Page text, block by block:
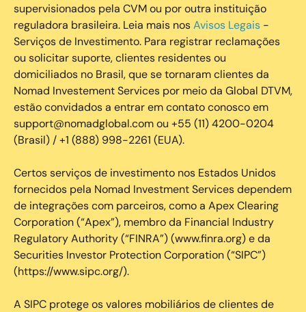
supervisionados pela CVM ou por outra instituição
reguladora brasileira. Leia mais nosAvisos Legais -
Serviços de Investimento. Para registrar reclamações
ou solicitar suporte, clientes residentes ou
domiciliados no Brasil, que se tornaram clientes da
Nomad Investement Services por meio da Global DTVM,
estão convidados a entrar em contato conosco em
support@nomadglobal.com ou +55 (11) 4200-0204
(Brasil) / +1 (888) 998-2261 (EUA).
Certos serviços de investimento nos Estados Unidos
fornecidos pela Nomad Investment Services dependem
de integrações com parceiros, como a Apex Clearing
Corporation (“Apex”), membro da Financial Industry
Regulatory Authority (“FINRA”) (www.finra.org) e da
Securities Investor Protection Corporation (“SIPC”)
(https://www.sipc.org/).
A SIPC protege os valores mobiliários de clientes de